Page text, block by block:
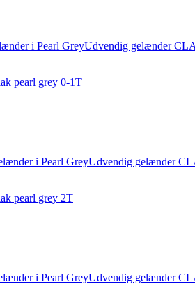
pearl grey 0-1T
pearl grey 2T